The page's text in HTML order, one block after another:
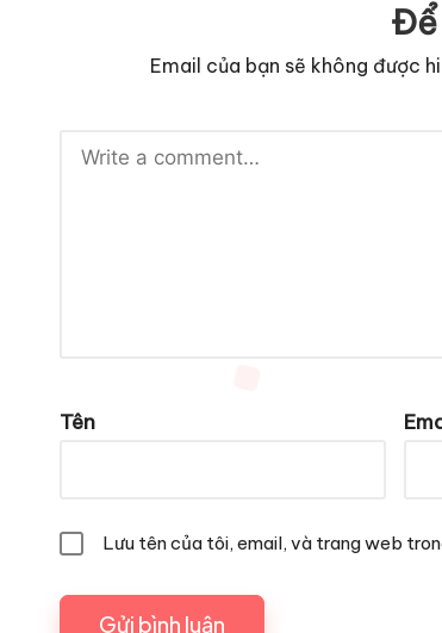
Để
Email của bạn sẽ không được
Tên
Lưu tên của tôi, email, và trang web